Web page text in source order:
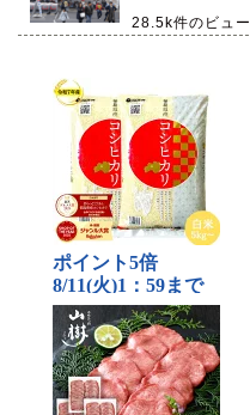
28.5k件のビュー